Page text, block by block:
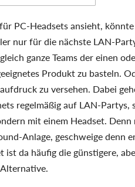
PC-Headsets ansieht,
nur für die nächste LAN-
ganze Teams der einen
Produkt zu basteln.
zu versehen. Dabei
regelmäßig auf LAN-
mit einem Headset.
Anlage, geschweige denn
ist da häufig die günstigere,